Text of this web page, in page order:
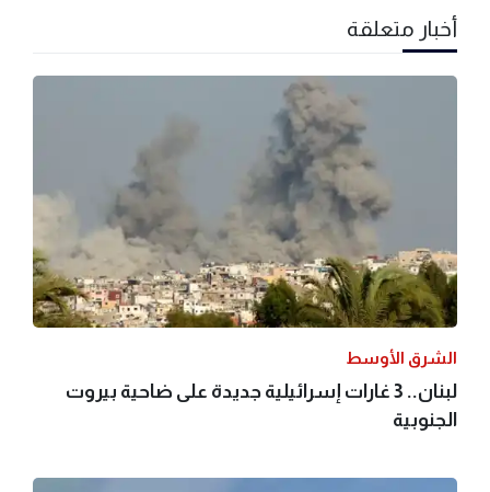
أخبار متعلقة
الشرق الأوسط
لبنان.. 3 غارات إسرائيلية جديدة على ضاحية بيروت
الجنوبية